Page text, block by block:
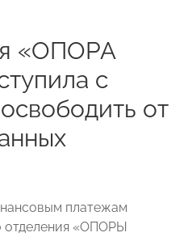
«ОПОРА
с
от
платежам
отделения «ОПОРЫ